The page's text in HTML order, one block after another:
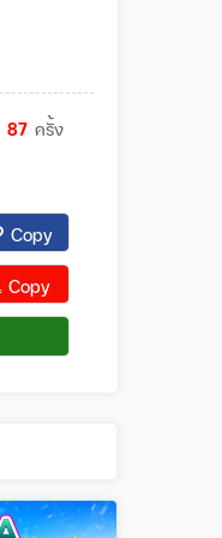
87 ครั้ง
Copy
Copy